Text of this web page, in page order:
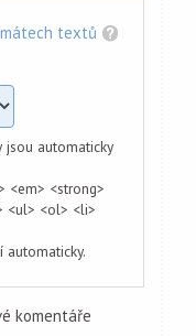
textů
jsou automaticky
<em> <strong>
<ul> <ol> <li>
automaticky.
komentáře